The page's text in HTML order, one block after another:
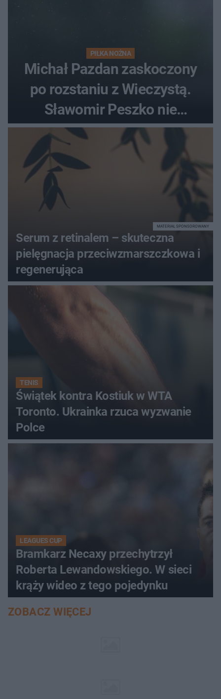
PIŁKA NOŻNA
Michał Pazdan zaskoczony
po rozstaniu z Wieczystą.
Sławomir Peszko nie
dotrzymał słowa?
Serum z retinalem – skuteczna
pielęgnacja przeciwzmarszczkowa i
regenerująca
MATERIAŁ SPONSOROWANY
TENIS
Świątek kontra Kostiuk w WTA
Toronto. Ukrainka rzuca wyzwanie
Polce
LEAGUES CUP
Bramkarz Necaxy przechytrzył
Roberta Lewandowskiego. W sieci
krąży wideo z tego pojedynku
ZOBACZ WIĘCEJ